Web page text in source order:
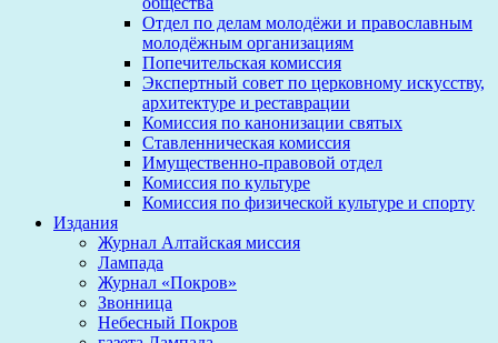
Отдел по делам молодёжи и православным
молодёжным организациям
Попечительская комиссия
Экспертный совет по церковному искусству,
архитектуре и реставрации
Комиссия по канонизации святых
Ставленническая комиссия
Имущественно-правовой отдел
Комиссия по культуре
Комиссия по физической культуре и спорту
Издания
Журнал Алтайская миссия
Лампада
Журнал «Покров»
Звонница
Небесный Покров